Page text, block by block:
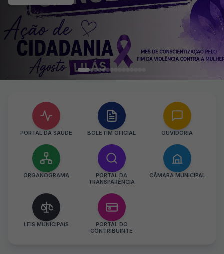
PORTAL DA SAÚDE BOLETIM OFICIAL OUVIDORIA
ORGANOGRAMA
PORTAL DA
TRANSPARÊNCIA
CÂMARA MUNICIPAL
LEIS MUNICIPAIS
PORTAL DO
CONTRIBUINTE